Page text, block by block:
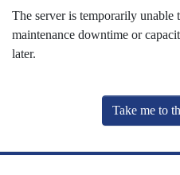
The server is temporarily unable
maintenance downtime or
later.
Take me to